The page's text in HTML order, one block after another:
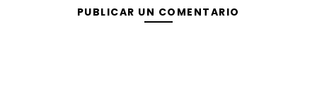
PUBLICAR UN COMENTARIO